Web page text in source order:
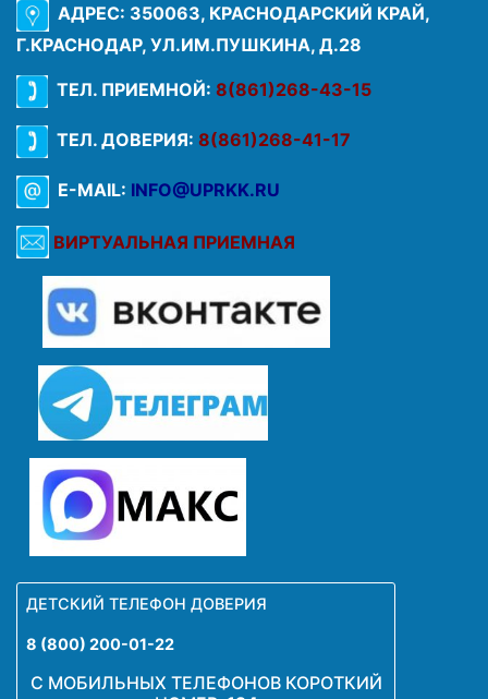
АДРЕС: 350063, КРАСНОДАРСКИЙ КРАЙ,
Г.КРАСНОДАР, УЛ.ИМ.ПУШКИНА, Д.28
ТЕЛ. ПРИЕМНОЙ: 8(861)268-43-15
ТЕЛ. ДОВЕРИЯ: 8(861)268-41-17
E-MAIL: INFO@UPRKK.RU
ВИРТУАЛЬНАЯ ПРИЕМНАЯ
ДЕТСКИЙ ТЕЛЕФОН ДОВЕРИЯ
8 (800) 200-01-22
С МОБИЛЬНЫХ ТЕЛЕФОНОВ КОРОТКИЙ